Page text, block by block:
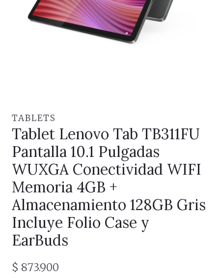
TABLETS
Tablet Lenovo Tab TB311FU
Pantalla 10.1 Pulgadas
WUXGA Conectividad WIFI
Memoria 4GB +
Almacenamiento 128GB Gris
Incluye Folio Case y
EarBuds
$ 873.900